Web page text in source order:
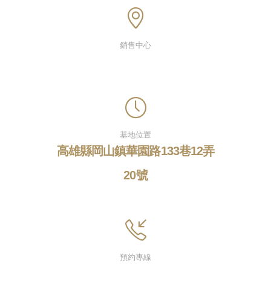
銷售中心
基地位置
高雄縣岡山鎮華園路133巷12弄
20號
預約專線